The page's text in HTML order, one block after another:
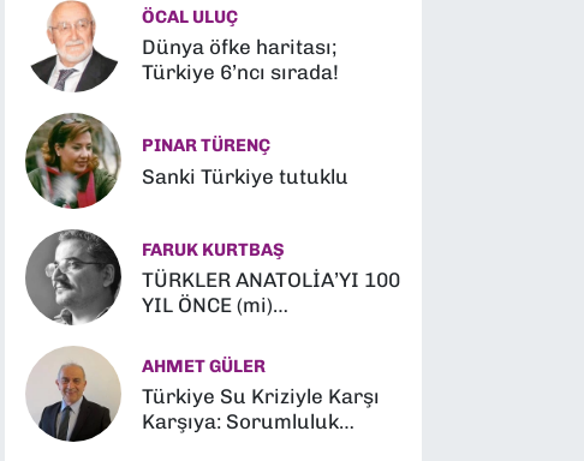
ÖCAL ULUÇ
Dünya öfke haritası;
Türkiye 6’ncı sırada!
PINAR TÜRENÇ
Sanki Türkiye tutuklu
FARUK KURTBAŞ
TÜRKLER ANATOLİA’YI 100
YIL ÖNCE (mi)
AHMET GÜLER
Türkiye Su Kriziyle Karşı
Karşıya: Sorumluluk